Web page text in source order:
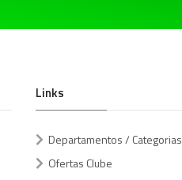
Links
Departamentos / Categorias
Ofertas Clube